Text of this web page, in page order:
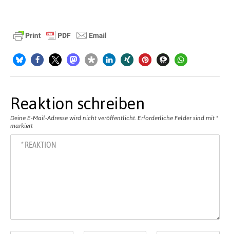
Reaktion schreiben
Deine E-Mail-Adresse wird nicht veröffentlicht. Erforderliche Felder sind mit *
markiert